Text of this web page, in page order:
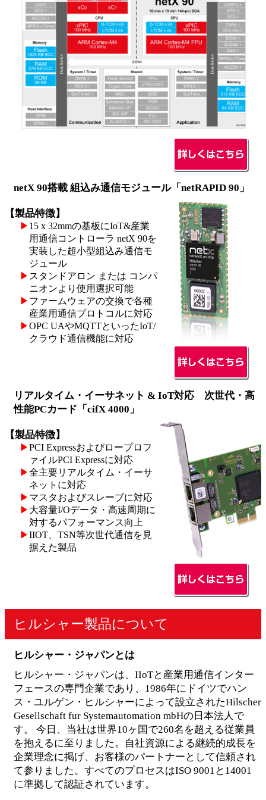
netX 90搭載 組込み通信モジュール「netRAPID 90」
【製品特徴】
▶ 15 x 32mmの基板にIoT&産業
用通信コントローラ netX 90を
実装した超小型組込み通信モ
ジュール
▶ スタンドアロン または コンパ
ニオンより使用選択可能
▶ ファームウェアの交換で各種
産業用通信プロトコルに対応
▶OPC UAやMQTTといったIoT/
クラウド通信機能に対応
リアルタイム・イーサネット & IoT対応 次世代・高
性能PCカード「cifX 4000」
【製品特徴】
▶PCI Expressおよびロープロフ
ァイルPCI Expressに対応
▶全主要リアルタイム・イーサ
ネットに対応
▶ マスタおよびスレーブに対応
▶ 大容量I/Oデータ・高速周期に
対するパフォーマンス向上
▶IIOT、TSN等次世代通信を見
据えた製品
ヒルシャー製品について
ヒルシャー・ジャパンとは
ヒルシャー・ジャパンは、IIoTと産業用通信インター
フェースの専門企業であり、1986年にドイツでハン
ス・ユルゲン・ヒルシャーによって設立されたHilscher
Gesellschaft fur Systemautomation mbHの日本法人で
す。 今日、当社は世界10ヶ国で260名を超える従業員
を抱えるに至りました。自社資源による継続的成長を
企業理念に掲げ、お客様のパートナーとして信頼され
て参りました。すべてのプロセスはISO 9001と14001
に準拠して認証されています。